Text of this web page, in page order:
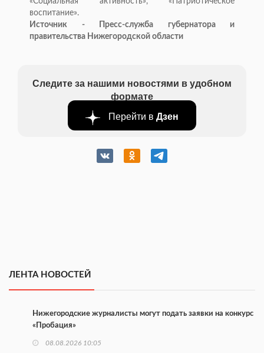
воспитание».
Источник - Пресс-служба губернатора и
правительства Нижегородской области
Следите за нашими новостями в удобном
формате
Перейти в Дзен
ЛЕНТА НОВОСТЕЙ
Нижегородские журналисты могут подать заявки на конкурс
«Пробация»
08.08.2026 10:05